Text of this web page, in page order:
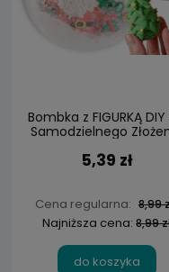
Bombka z FIGURKĄ
Samodzielnego
5,39 zł
Cena regularna: 8,99
Najniższa cena: 8,99
do koszyka